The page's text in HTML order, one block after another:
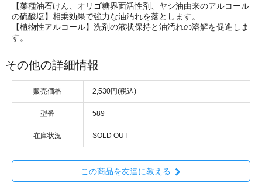
【菜種油石けん、オリゴ糖界面活性剤、ヤシ油由来のアルコール
の硫酸塩】相乗効果で強力な油汚れを落とします。
【植物性アルコール】洗剤の液状保持と油汚れの溶解を促進しま
す。
その他の詳細情報
販売価格 2,530円(税込)
型番 589
在庫状況 SOLD OUT
この商品を友達に教える